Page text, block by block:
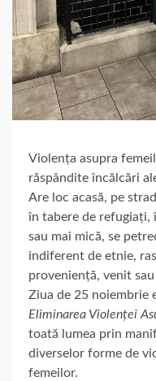
Violența asupra
răspândite încălcări
Are loc acasă, pe
în tabere de refugiați,
sau mai mică, se
indiferent de etnie,
proveniență, venit
Ziua de 25 noiembrie
Eliminarea Violenței
toată lumea prin
diverselor forme de
femeilor.